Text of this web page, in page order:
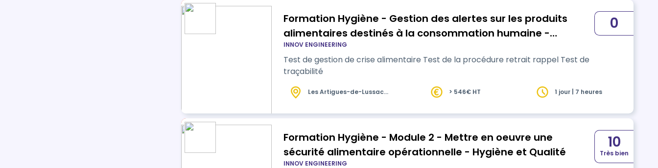
Formation Hygiène - Gestion des alertes sur les produits
alimentaires destinés à la consommation humaine -
Formation perfectionnement
INNOV ENGINEERING
Test de gestion de crise alimentaire Test de la procédure retrait rappel Test de
traçabilité
0
Les Artigues-de-Lussac
> 546€ HT 1 jour | 7 heures
Formation Hygiène - Module 2 - Mettre en oeuvre une
sécurité alimentaire opérationnelle - Hygiène et Qualité
INNOV ENGINEERING
10
Très bien